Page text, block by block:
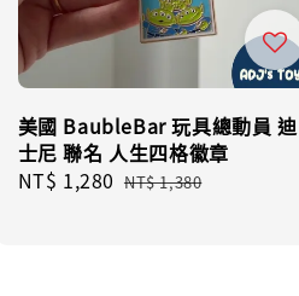
美國 BaubleBar 玩具總動員 迪
士尼 聯名 人生四格徽章
Sale
NT$ 1,280 Regular
NT$ 1,380